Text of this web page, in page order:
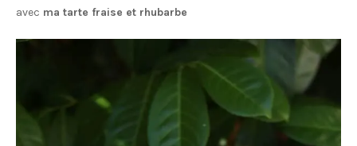
avec ma tarte fraise et rhubarbe